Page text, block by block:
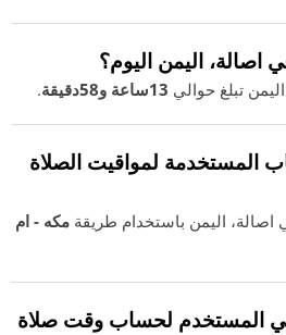
اليمن اليوم؟
تبلغ حوالي 13ساعة و58دقيقة .
المستخدمة لمواقيت الصلاة
اليمن باستخدام طريقة مكه - ام
المستخدم لحساب وقت صلاة